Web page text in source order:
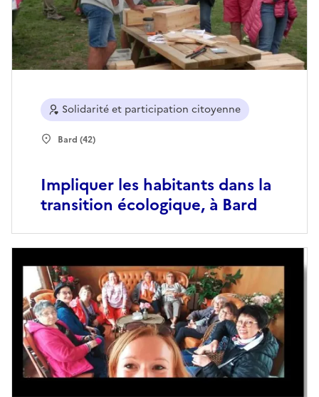
Impliquer les habitants dans la
transition écologique, à Bard
Solidarité et participation citoyenne
Bard (42)